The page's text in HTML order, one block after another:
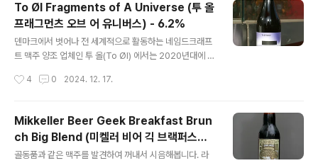
른 아시아에서는 꽤 인지도 있는 칼스버그 제품입니다. -
블로그에 리뷰된 칼스버그(Carlsberg)의 맥주 -Carlsb
erg (칼스버그) - 5% - 2009.08.04Carlsberg Spec
ial Brew (칼스버그 스페셜 브루) - 8.6% - 2012.11.2
뢰하여이탈리아의 한 도시의 코..
To Øl Fragments of A Universe (투 올
프래그먼츠 오브 어 유니버스) - 6.2%
덴마크에서 벗어나 전 세계적으로 활동하는 네임드크래프
트 맥주 양조 업체인 투 올(To Øl) 에서는 2020년대에 들
atur' 라 불리는 것들입니다. 아방가르드하지만 트렌디한
er 등을 다루는 컨셉입니다. - 블로그에 리뷰된 투 올(To
Øl)의 맥주들 -To Øl Sans Frontiere (투 욀 산스 프론
티에르) - 7.0% - 2013.02.26To Øl Dangerously Cl
4 0 2024. 12. 17.
Mikkeller Beer Geek Breakfast Brun
ch Big Blend (미켈러 비어 긱 브랙퍼스트
브런치 빅 블랜드) - 8.0%
골동품과 같은 맥주를 발견하여 꺼내서 시음해봅니다. 라